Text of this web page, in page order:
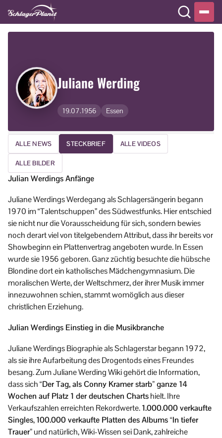
Juliane Werding
19.07.1956 Essen
ALLE NEWS STECKBRIEF ALLE VIDEOS
ALLE BILDER
Julian Werdings Anfänge
Juliane Werdings Werdegang als Schlagersängerin begann
1970 im “Talentschuppen” des Südwestfunks. Hier entschied
sie nicht nur die Vorausscheidung für sich, sondern bewies
noch derart viel von titelgebendem Attribut, dass ihr bereits vor
Showbeginn ein Plattenvertrag angeboten wurde. In Essen
wurde sie 1956 geboren. Ganz züchtig besuchte die hübsche
Blondine dort ein katholisches Mädchengymnasium. Die
moralischen Werte, der Weltschmerz, der ihrer Musik immer
innezuwohnen schien, stammt womöglich aus dieser
christlichen Erziehung.
Julian Werdings Einstieg in die Musikbranche
Juliane Werdings Biographie als Schlagerstar begann 1972,
als sie ihre Aufarbeitung des Drogentods eines Freundes
besang. Zum Juliane Werding Wiki gehört die Information,
dass sich“Der Tag, als Conny Kramer starb” ganze 14
Wochen auf Platz 1 der deutschen Chartshielt. Ihre
Verkaufszahlen erreichten Rekordwerte.1.000.000 verkaufte
Singles,100.000 verkaufte Platten des Albums “In tiefer
Trauer”und natürlich, Wiki-Wissen sei Dank, zahlreiche